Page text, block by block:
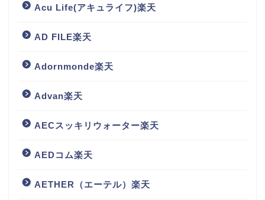
Acu Life(アキュライフ)楽天
AD FILE楽天
Adornmonde楽天
Advan楽天
AECスッキリウォーター楽天
AEDコム楽天
AETHER（エーテル）楽天